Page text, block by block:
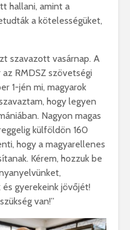
hallani, amint a
a kötelességüket,
szavazott vasárnap. A
RMDSZ szövetségi
1-jén mi, magyarok
hogy legyen
Nagyon magas
külföldön 160
hogy a magyarellenes
Kérem, hozzuk be
gyerekeink jövőjét!
van!”